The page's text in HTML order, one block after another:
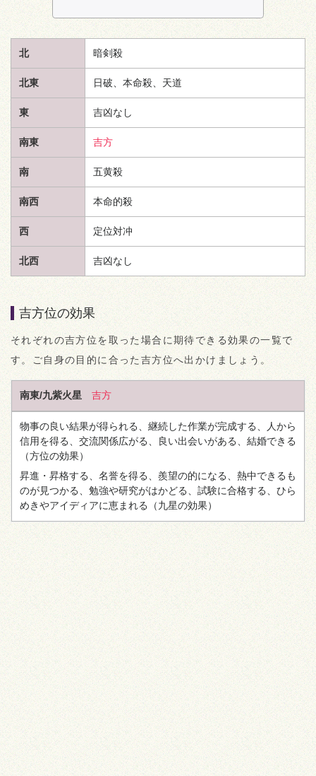
北 暗剣殺
北東 日破、本命殺、 天道
東 吉凶なし
南東 吉方
南 五黄殺
南西 本命的殺
西 定位対冲
北西 吉凶なし
吉方位の効果
それぞれの吉方位を取った場合に期待できる効果の一覧で
す。ご自身の目的に合った吉方位へ出かけましょう。
南東/九紫火星 吉方
物事の良い結果が得られる、継続した作業が完成する、人から
信用を得る、交流関係広がる、良い出会いがある、結婚できる
（方位の効果）
昇進・昇格する、名誉を得る、羨望の的になる、熱中できるも
のが見つかる、勉強や研究がはかどる、試験に合格する、ひら
めきやアイディアに恵まれる （九星の効果）